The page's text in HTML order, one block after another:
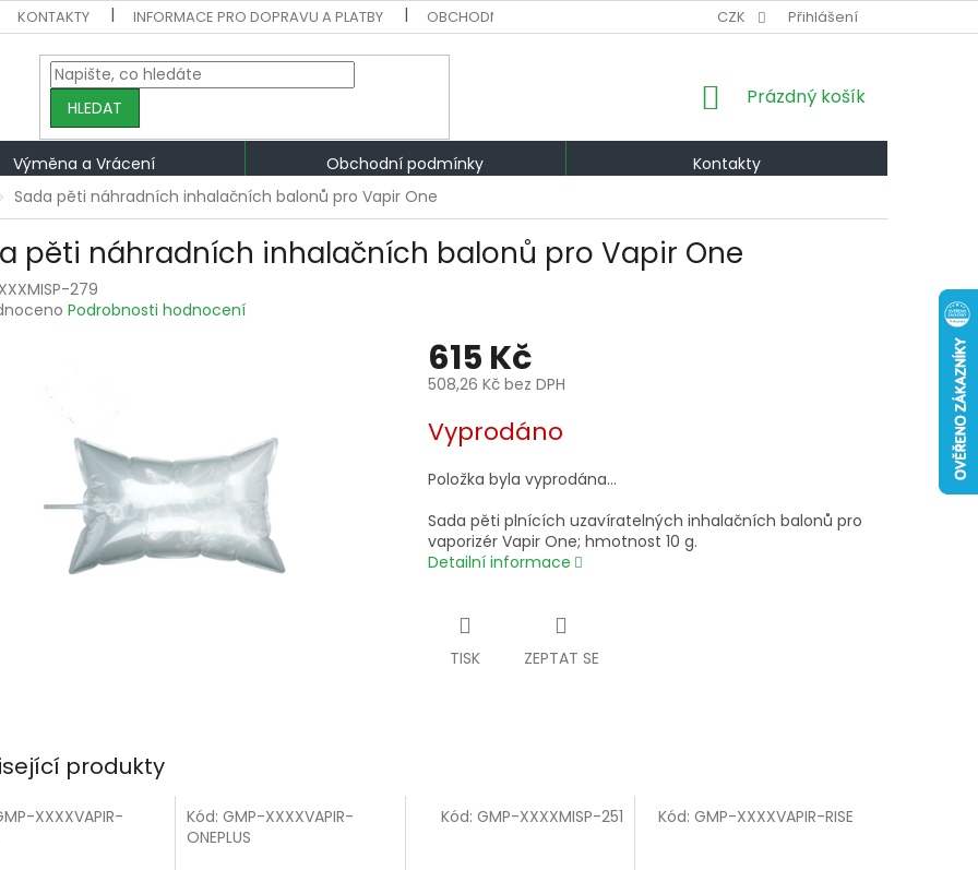
KONTAKTY INFORMACE PRO DOPRAVU A PLATBY OBCHODNÍ PODMÍNKY VÝMĚNA A VRÁCENÍ PODMÍNKY OCHRANY
CZK Přihlášení
HLEDAT
NÁKUPNÍ
Prázdný košík
Výměna a Vrácení Obchodní podmínky
Kontakty
Sada pěti náhradních inhalačních balonů pro Vapir One
pěti náhradních inhalačních balonů pro Vapir One
279
Podrobnosti hodnocení
615 Kč
508,26 Kč bez DPH
cena:
Vyprodáno
Položka byla vyprodána…
Sada pěti plnících uzavíratelných inhalačních balonů pro
vaporizér Vapir One; hmotnost 10 g.
Detailní informace
TISK ZEPTAT SE
produkty
XXXXVAPIR-
Kód: GMP-XXXXVAPIR-
ONEPLUS
Kód:GMP-XXXXMISP-251 Kód: GMP-XXXXVAPIR-RISE